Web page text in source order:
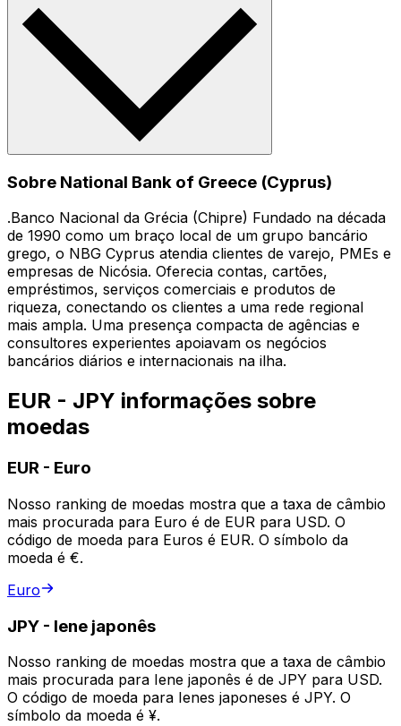
Sobre National Bank of Greece (Cyprus)
.Banco Nacional da Grécia (Chipre) Fundado na década
de 1990 como um braço local de um grupo bancário
grego, o NBG Cyprus atendia clientes de varejo, PMEs e
empresas de Nicósia. Oferecia contas, cartões,
empréstimos, serviços comerciais e produtos de
riqueza, conectando os clientes a uma rede regional
mais ampla. Uma presença compacta de agências e
consultores experientes apoiavam os negócios
bancários diários e internacionais na ilha.
EUR - JPY informações sobre
moedas
EUR - Euro
Nosso ranking de moedas mostra que a taxa de câmbio
mais procurada para Euro é de EUR para USD. O
código de moeda para Euros é EUR. O símbolo da
moeda é €.
Euro
JPY - Iene japonês
Nosso ranking de moedas mostra que a taxa de câmbio
mais procurada para Iene japonês é de JPY para USD.
O código de moeda para Ienes japoneses é JPY. O
símbolo da moeda é ¥.